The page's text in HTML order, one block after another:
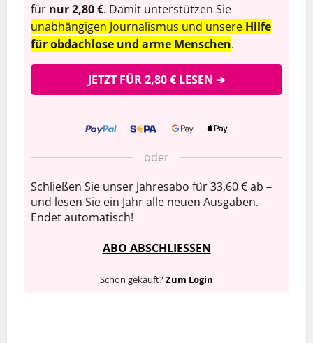
für nur 2,80 €. Damit unterstützen Sie
unabhängigen Journalismus und unsere Hilfe
für obdachlose und arme Menschen.
JETZT FÜR 2,80 € LESEN ➔
oder
Schließen Sie unser Jahresabo für 33,60 € ab –
und lesen Sie ein Jahr alle neuen Ausgaben.
Endet automatisch!
ABO ABSCHLIESSEN
Schon gekauft?Zum Login